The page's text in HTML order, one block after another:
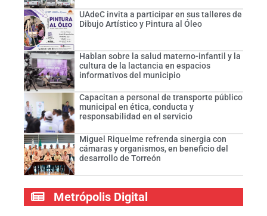
UAdeC invita a participar en sus talleres de
Dibujo Artístico y Pintura al Óleo
Hablan sobre la salud materno-infantil y la
cultura de la lactancia en espacios
informativos del municipio
Capacitan a personal de transporte público
municipal en ética, conducta y
responsabilidad en el servicio
Miguel Riquelme refrenda sinergia con
cámaras y organismos, en beneficio del
desarrollo de Torreón
Metrópolis Digital